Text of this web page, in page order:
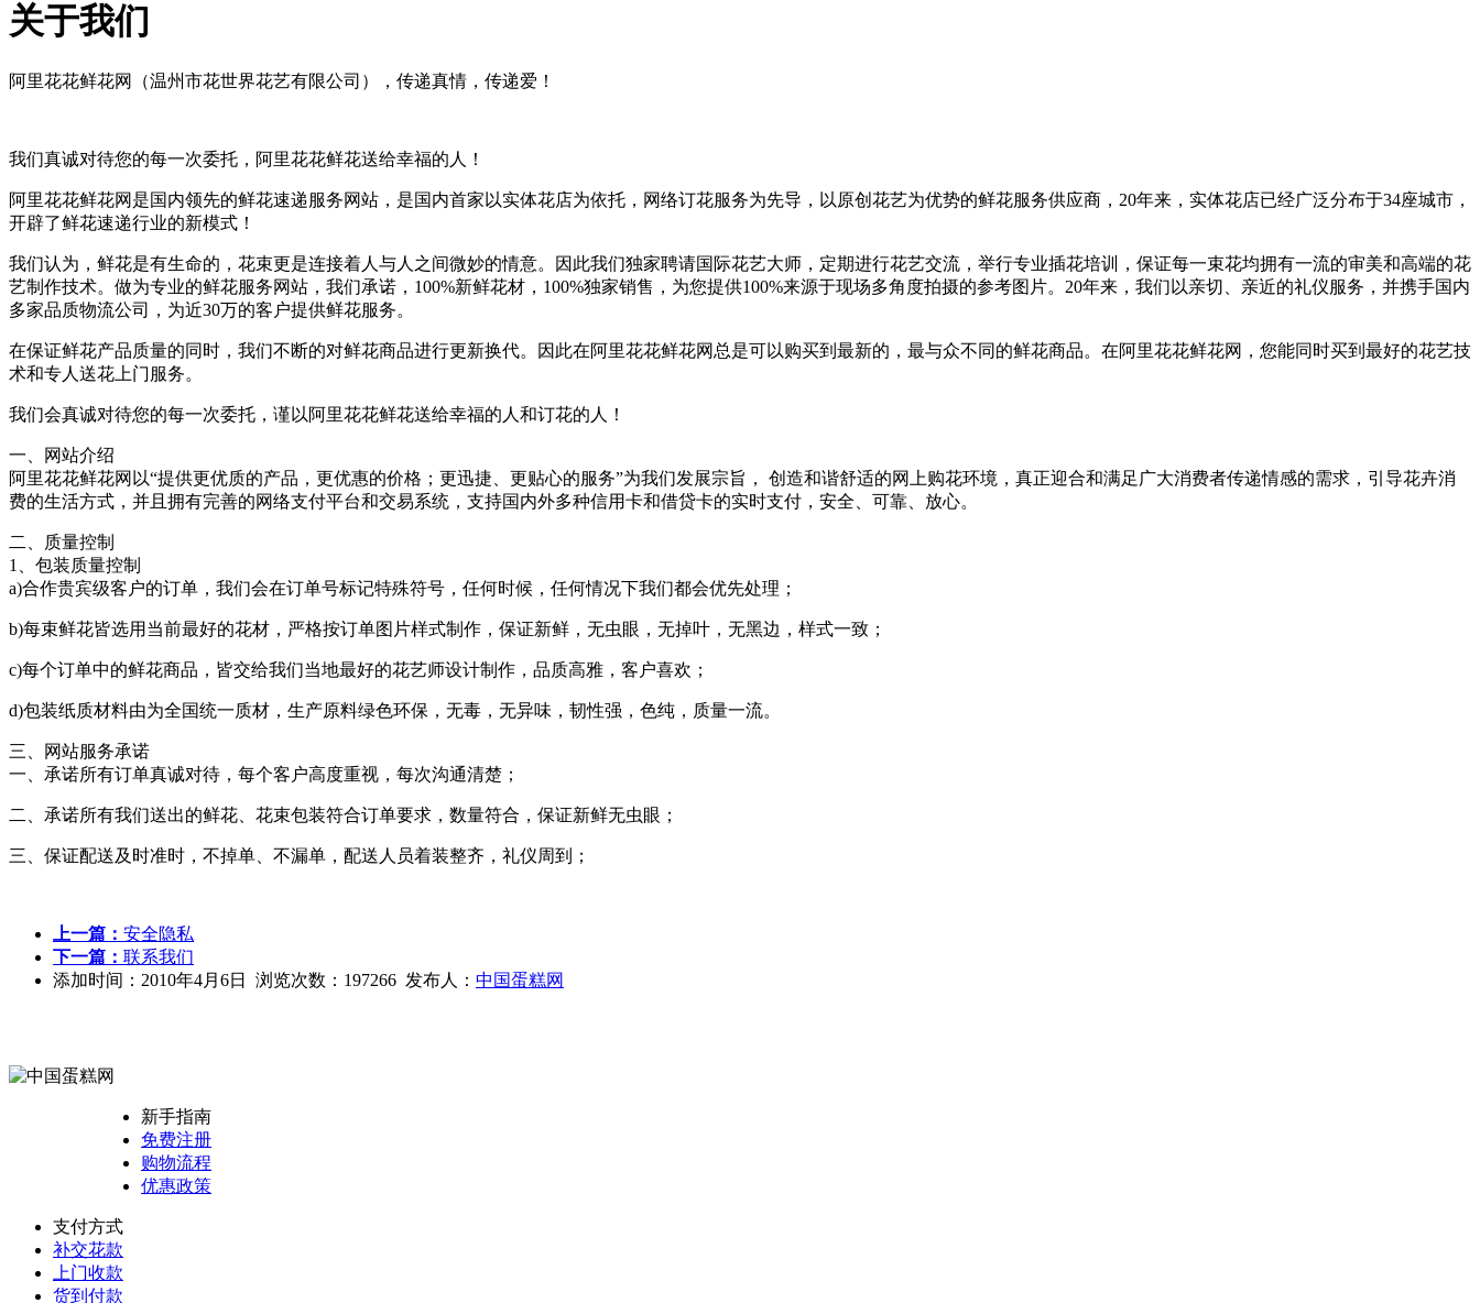
关于我们
阿里花花鲜花网（温州市花世界花艺有限公司），传递真情，传递爱！
我们真诚对待您的每一次委托，阿里花花鲜花送给幸福的人！
阿里花花鲜花网是国内领先的鲜花速递服务网站，是国内首家以实体花店为依托，网络订花服务为先导，以原创花艺为优势的鲜花服务供应商，20年来，实体花店已经广泛分布于34座城市，
开辟了鲜花速递行业的新模式！
我们认为，鲜花是有生命的，花束更是连接着人与人之间微妙的情意。因此我们独家聘请国际花艺大师，定期进行花艺交流，举行专业插花培训，保证每一束花均拥有一流的审美和高端的花
艺制作技术。做为专业的鲜花服务网站，我们承诺，100%新鲜花材，100%独家销售，为您提供100%来源于现场多角度拍摄的参考图片。20年来，我们以亲切、亲近的礼仪服务，并携手国内
多家品质物流公司，为近30万的客户提供鲜花服务。
在保证鲜花产品质量的同时，我们不断的对鲜花商品进行更新换代。因此在阿里花花鲜花网总是可以购买到最新的，最与众不同的鲜花商品。在阿里花花鲜花网，您能同时买到最好的花艺技
术和专人送花上门服务。
我们会真诚对待您的每一次委托，谨以阿里花花鲜花送给幸福的人和订花的人！
一、网站介绍
阿里花花鲜花网 以“提供更优质的产品，更优惠的价格；更迅捷、更贴心的服务”为我们发展宗旨， 创造和谐舒适的网上购花环境，真正迎合和满足广大消费者传递情感的需求，引导花卉消
费的生活方式，并且拥有完善的网络支付平台和交易系统，支持国内外多种信用卡和借贷卡的实时支付，安全、可靠、放心。
二、质量控制
1、包装质量控制
a)合作贵宾级客户的订单，我们会在订单号标记特殊符号，任何时候，任何情况下我们都会优先处理；
b)每束鲜花皆选用当前最好的花材，严格按订单图片样式制作，保证新鲜，无虫眼，无掉叶，无黑边，样式一致；
c)每个订单中的鲜花商品，皆交给我们当地最好的花艺师设计制作，品质高雅，客户喜欢；
d)包装纸质材料由为全国统一质材，生产原料绿色环保，无毒，无异味，韧性强，色纯，质量一流。
三、网站服务承诺
一、承诺所有订单真诚对待，每个客户高度重视，每次沟通清楚；
二、承诺所有我们送出的鲜花、花束包装符合订单要求，数量符合，保证新鲜无虫眼；
三、保证配送及时准时，不掉单、不漏单，配送人员着装整齐，礼仪周到；
上一篇： 安全隐私
下一篇： 联系我们
添加时间：2010年4月6日 浏览次数：197266 发布人： 中国蛋糕网
新手指南
免费注册
购物流程
优惠政策
支付方式
补交花款
上门收款
货到付款